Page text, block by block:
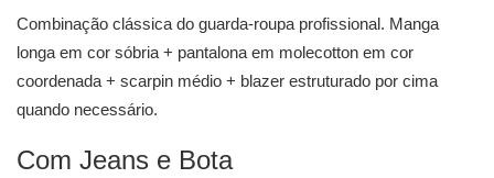
Combinação clássica do guarda-roupa profissional. Manga
longa em cor sóbria + pantalona em molecotton em cor
coordenada + scarpin médio + blazer estruturado por cima
quando necessário.
Com Jeans e Bota